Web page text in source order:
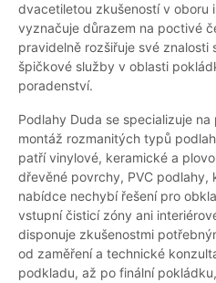
dvacetiletou zkušeností v oboru
vyznačuje důrazem na poctivé
pravidelně rozšiřuje své znalosti
špičkové služby v oblasti
poradenství.
Podlahy Duda se specializuje
montáž rozmanitých typů
patří vinylové, keramické a
dřevěné povrchy, PVC podlahy,
nabídce nechybí řešení pro
vstupní čisticí zóny ani
disponuje zkušenostmi
od zaměření a technické
podkladu, až po finální